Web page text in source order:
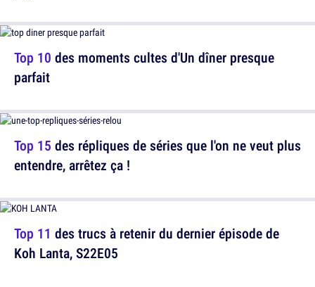
Top 10 des moments cultes d'Un dîner presque
parfait
Top 11 des trucs à retenir du dernier épisode de
Koh Lanta, S22E05
Top 15 des répliques de séries que l'on ne veut plus
entendre, arrêtez ça !